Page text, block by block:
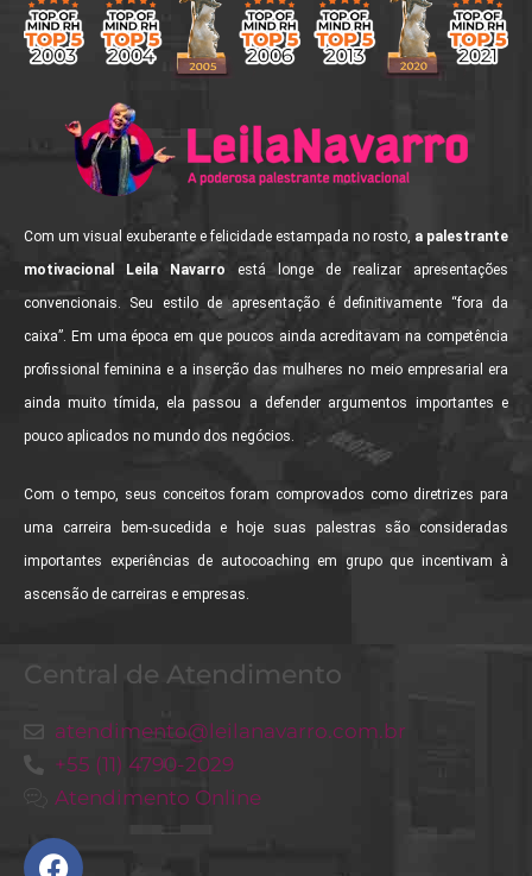
Com um visual exuberante e felicidade estampada no rosto, a palestrante
motivacional Leila Navarro está longe de realizar apresentações
convencionais. Seu estilo de apresentação é definitivamente “fora da
caixa”. Em uma época em que poucos ainda acreditavam na competência
profissional feminina e a inserção das mulheres no meio empresarial era
ainda muito tímida, ela passou a defender argumentos importantes e
pouco aplicados no mundo dos negócios.
Com o tempo, seus conceitos foram comprovados como diretrizes para
uma carreira bem-sucedida e hoje suas palestras são consideradas
importantes experiências de autocoaching em grupo que incentivam à
ascensão de carreiras e empresas.
Central de Atendimento
atendimento@leilanavarro.com.br
+55 (11) 4790-2029
Atendimento Online
Facebook
Instagram
Twitter
Youtube
Linkedin
Slideshare